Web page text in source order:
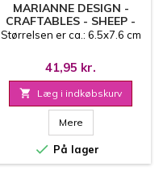
MARIANNE DESIGN -
CRAFTABLES - SHEEP -
CR1704
Størrelsen er ca.: 6.5x7.6 cm
41,95 kr.
 Læg i indkøbskurv
Mere
 På lager